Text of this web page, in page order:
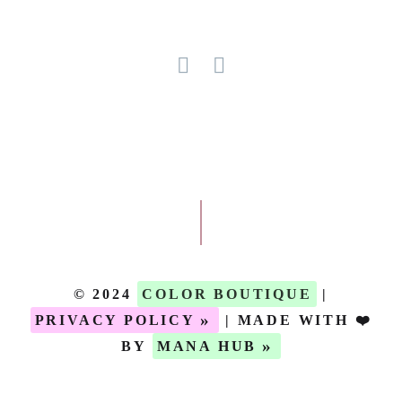
© 2024 COLOR BOUTIQUE
|
PRIVACY POLICY »
| MADE WITH ❤️
BY
MANA HUB »